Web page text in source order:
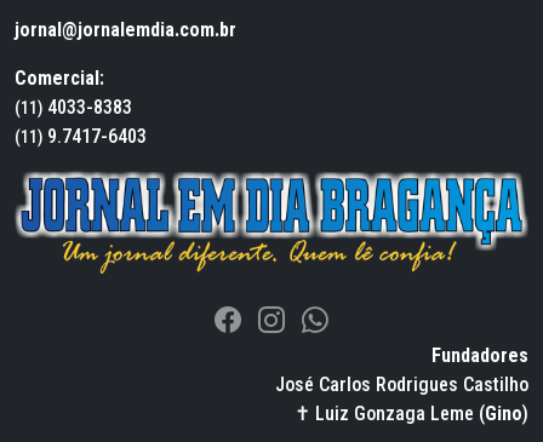
jornal@jornalemdia.com.br
Comercial:
(11) 4033-8383
(11) 9.7417-6403
Fundadores
José Carlos Rodrigues Castilho
✝ Luiz Gonzaga Leme (Gino)